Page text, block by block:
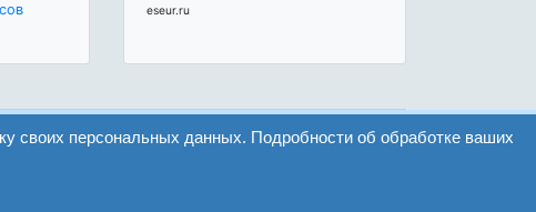
eseur.ru
своих персональных данных. Подробности об обработке ваших